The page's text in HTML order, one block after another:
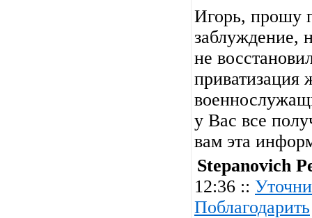
Игорь, прошу
заблуждение,
не
приватизация
у Вас все
вам эта
Stepanovich
12:36 ::
Поблагодарить